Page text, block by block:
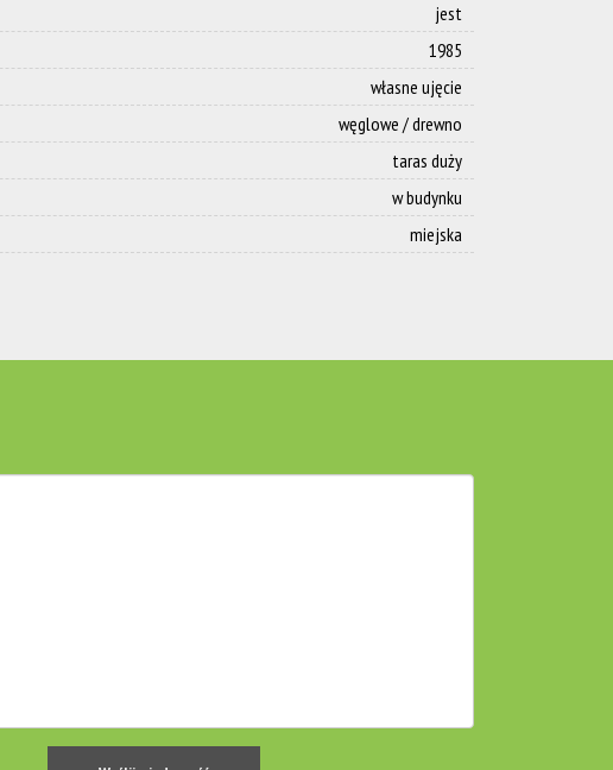
jest
1985
własne ujęcie
węglowe / drewno
taras duży
w budynku
miejska